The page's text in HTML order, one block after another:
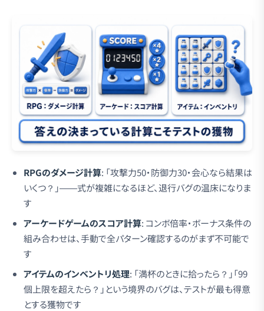
RPGのダメージ計算: 「攻撃力50・防御力30・会心なら結果は
いくつ？」——式が複雑になるほど、退行バグの温床になりま
す
アーケードゲームのスコア計算: コンボ倍率・ボーナス条件の
組み合わせは、手動で全パターン確認するのがまず不可能で
す
アイテムのインベントリ処理: 「満杯のときに拾ったら？」「99
個上限を超えたら？」という境界のバグは、テストが最も得意
とする獲物です